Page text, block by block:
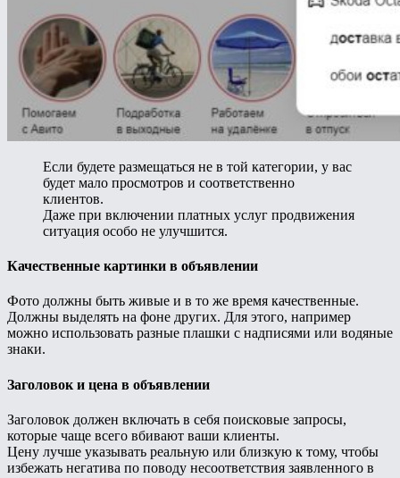
Если будете размещаться не в той категории, у вас
будет мало просмотров и соответственно
клиентов.
Даже при включении платных услуг продвижения
ситуация особо не улучшится.
Качественные картинки в объявлении
Фото должны быть живые и в то же время качественные.
Должны выделять на фоне других. Для этого, например
можно использовать разные плашки с надписями или водяные
знаки.
Заголовок и цена в объявлении
Заголовок должен включать в себя поисковые запросы,
которые чаще всего вбивают ваши клиенты.
Цену лучше указывать реальную или близкую к тому, чтобы
избежать негатива по поводу несоответствия заявленного в